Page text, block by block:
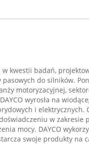
kwestii badań,
do silników.
motoryzacyjnej,
wyrosła na
i elektrycznych.
w zakresie
mocy. DAYCO
swoje produkty na